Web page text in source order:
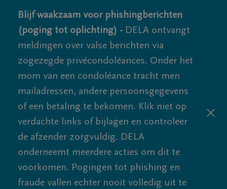
Blijf waakzaam voor phishingberichten
(poging tot oplichting) - DELA ontvangt
meldingen over valse berichten via
zogezegde privécondoléances. Onder het
mom van een condoléance tracht men
mailadressen, andere persoonsgegevens
of een betaling te bekomen. Klik niet op
verdachte links of bijlagen en controleer
de afzender zorgvuldig. DELA
onderneemt meerdere acties om dit te
voorkomen. Pogingen tot phishing en
fraude vallen echter nooit volledig uit te